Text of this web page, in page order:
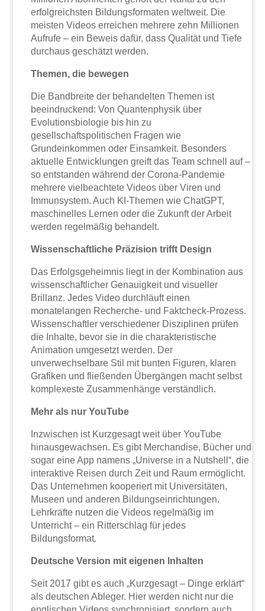
erfolgreichsten Bildungsformaten weltweit. Die
meisten Videos erreichen mehrere zehn Millionen
Aufrufe – ein Beweis dafür, dass Qualität und Tiefe
durchaus geschätzt werden.
Themen, die bewegen
Die Bandbreite der behandelten Themen ist
beeindruckend: Von Quantenphysik über
Evolutionsbiologie bis hin zu
gesellschaftspolitischen Fragen wie
Grundeinkommen oder Einsamkeit. Besonders
aktuelle Entwicklungen greift das Team schnell auf –
so entstanden während der Corona-Pandemie
mehrere vielbeachtete Videos über Viren und
Immunsystem. Auch KI-Themen wie ChatGPT,
maschinelles Lernen oder die Zukunft der Arbeit
werden regelmäßig behandelt.
Wissenschaftliche Präzision trifft Design
Das Erfolgsgeheimnis liegt in der Kombination aus
wissenschaftlicher Genauigkeit und visueller
Brillanz. Jedes Video durchläuft einen
monatelangen Recherche- und Faktcheck-Prozess.
Wissenschaftler verschiedener Disziplinen prüfen
die Inhalte, bevor sie in die charakteristische
Animation umgesetzt werden. Der
unverwechselbare Stil mit bunten Figuren, klaren
Grafiken und fließenden Übergängen macht selbst
komplexeste Zusammenhänge verständlich.
Mehr als nur YouTube
Inzwischen ist Kurzgesagt weit über YouTube
hinausgewachsen. Es gibt Merchandise, Bücher und
sogar eine App namens „Universe in a Nutshell“, die
interaktive Reisen durch Zeit und Raum ermöglicht.
Das Unternehmen kooperiert mit Universitäten,
Museen und anderen Bildungseinrichtungen.
Lehrkräfte nutzen die Videos regelmäßig im
Unterricht – ein Ritterschlag für jedes
Bildungsformat.
Deutsche Version mit eigenen Inhalten
Seit 2017 gibt es auch „Kurzgesagt – Dinge erklärt“
als deutschen Ableger. Hier werden nicht nur die